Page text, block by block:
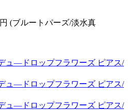
(ブルートパーズ/淡水真